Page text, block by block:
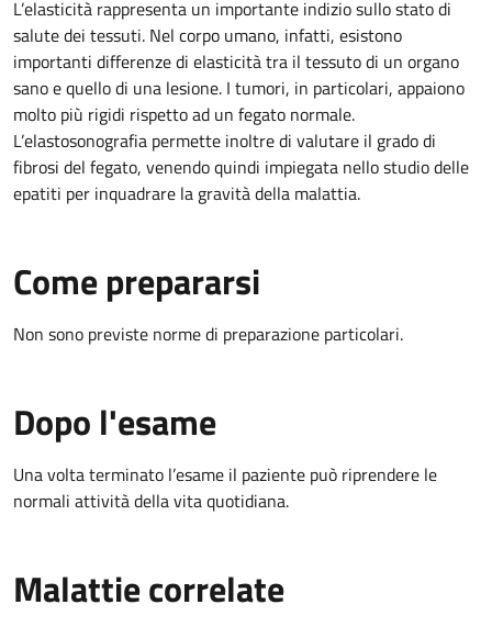
L’elasticità rappresenta un importante indizio sullo stato di
salute dei tessuti. Nel corpo umano, infatti, esistono
importanti differenze di elasticità tra il tessuto di un organo
sano e quello di una lesione. I tumori, in particolari, appaiono
molto più rigidi rispetto ad un fegato normale.
L’elastosonografia permette inoltre di valutare il grado di
fibrosi del fegato, venendo quindi impiegata nello studio delle
epatiti per inquadrare la gravità della malattia.
Come prepararsi
Non sono previste norme di preparazione particolari.
Dopo l'esame
Una volta terminato l’esame il paziente può riprendere le
normali attività della vita quotidiana.
Malattie correlate